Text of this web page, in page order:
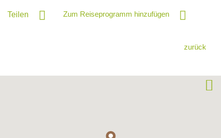
Teilen Zum Reiseprogramm hinzufügen
zurück